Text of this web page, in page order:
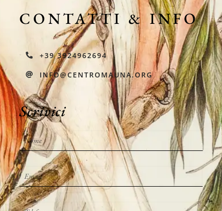
CONTATTI & INFO
+39 3924962694
INFO@CENTROMAUNA.ORG
Scrivici